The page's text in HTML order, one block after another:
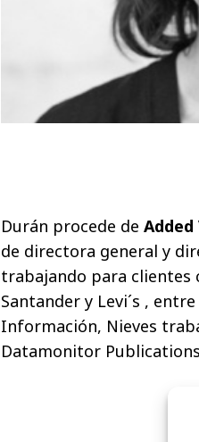
Durán procede de Added
de directora general y
trabajando para clientes
Santander y Levi´s ,
Información, Nieves
Datamonitor